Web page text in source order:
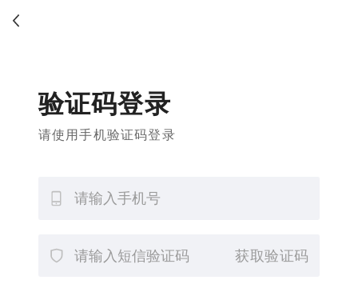
验证码登录
请使用手机验证码登录
获取验证码